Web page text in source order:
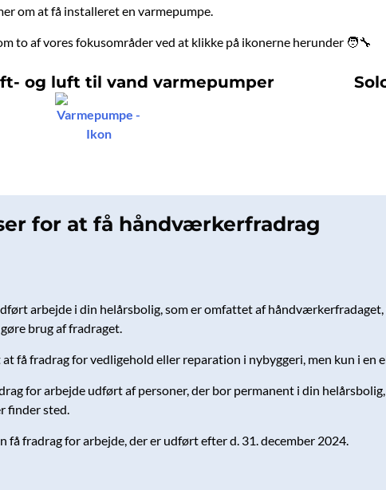
om at få installeret en varmepumpe.
to af vores fokusområder ved at klikke på ikonerne herunder 🧑‍🔧
og luft til vand varmepumper
for at få håndværkerfradrag
arbejde i din helårsbolig, som er omfattet af
brug af fradraget.
få fradrag for vedligehold eller reparation i nybyggeri, men kun i
for arbejde udført af personer, der bor permanent i din
finder sted.
få fradrag for arbejde, der er udført efter d. 31. december 2024.